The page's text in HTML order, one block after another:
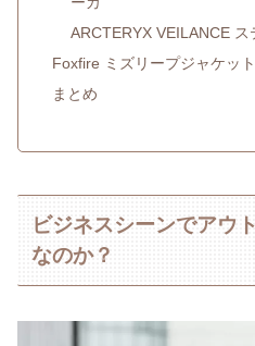
ARCTERYX VEILANCE ス
Foxfire ミズリープジャケット
まとめ
ビジネスシーンでアウ
なのか？